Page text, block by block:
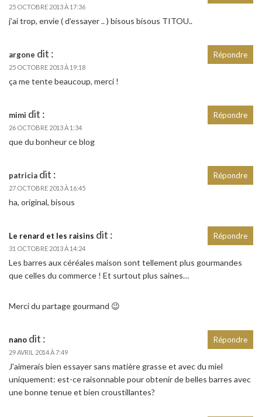
25 OCTOBRE 2013 À 17:36
j’ai trop, envie ( d’essayer .. ) bisous bisous TITOU..
argone dit :
25 OCTOBRE 2013 À 19:18
ça me tente beaucoup, merci !
Répondre
mimi dit :
26 OCTOBRE 2013 À 1:34
que du bonheur ce blog
Répondre
patricia dit :
27 OCTOBRE 2013 À 16:45
ha, original, bisous
Répondre
Le renard et les raisins dit :
31 OCTOBRE 2013 À 14:24
Les barres aux céréales maison sont tellement plus gourmandes
que celles du commerce ! Et surtout plus saines…
Merci du partage gourmand 😉
Répondre
nano dit :
29 AVRIL 2014 À 7:49
J’aimerais bien essayer sans matière grasse et avec du miel
uniquement: est-ce raisonnable pour obtenir de belles barres avec
une bonne tenue et bien croustillantes?
Répondre